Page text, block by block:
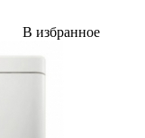
В избранное